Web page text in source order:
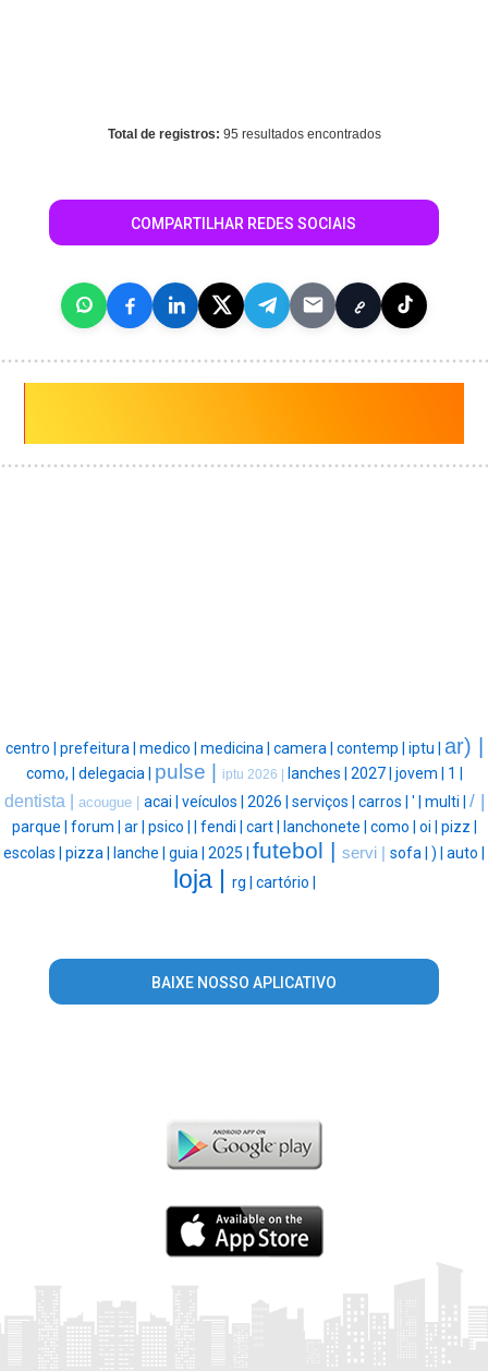
Total de registros: 95 resultados encontrados
COMPARTILHAR REDES SOCIAIS
centro | prefeitura | medico | medicina | camera | contemp | iptu | ar) |
como, | delegacia | pulse | iptu 2026 | lanches | 2027 | jovem | 1 |
dentista | acougue | acai | veículos | 2026 | serviços | carros | ' | multi | / |
parque | forum | ar | psico | fendi | cart | lanchonete | como | oi | pizz |
escolas | pizza | lanche | guia | 2025 | futebol | servi | sofa | ) | auto |
loja | rg | cartório |
BAIXE NOSSO APLICATIVO